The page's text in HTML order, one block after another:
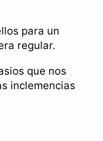
para un
regular.
que nos
inclemencias